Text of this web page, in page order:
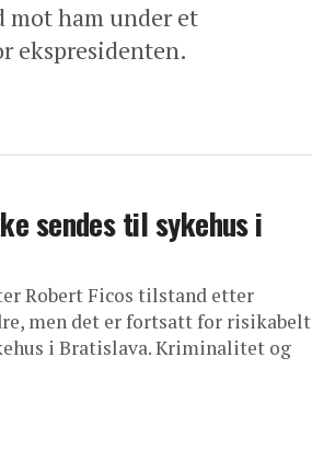
mot ham under et
ekspresidenten.
sendes til sykehus i
Robert Ficos tilstand etter
men det er fortsatt for risikabelt
i Bratislava. Kriminalitet og